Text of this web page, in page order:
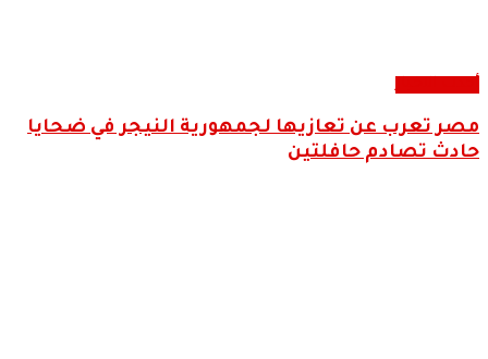
مصر تعرب عن تعازيها لجمهورية النيجر في ضحايا
حادث تصادم حافلتين